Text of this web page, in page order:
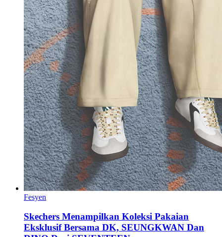
Fesyen
Skechers Menampilkan Koleksi Pakaian
Eksklusif Bersama DK, SEUNGKWAN Dan